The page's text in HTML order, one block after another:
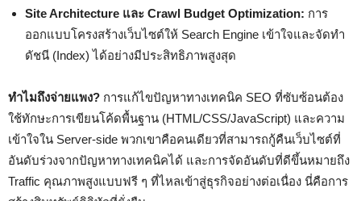
Site Architecture และ Crawl Budget Optimization: การ
ออกแบบโครงสร้างเว็บไซต์ให้ Search Engine เข้าใจและจัดทำ
ดัชนี (Index) ได้อย่างมีประสิทธิภาพสูงสุด
ทำไมถึงจ่ายแพง? การแก้ไขปัญหาทางเทคนิค SEO ที่ซับซ้อนต้อง
ใช้ทักษะการเขียนโค้ดพื้นฐาน (HTML/CSS/JavaScript) และความ
เข้าใจใน Server-side พวกเขาคือคนเดียวที่สามารถกู้คืนเว็บไซต์ที่
อันดับร่วงจากปัญหาทางเทคนิคได้ และการจัดอันดับที่ดีขึ้นหมายถึง
Traffic คุณภาพสูงแบบฟรี ๆ ที่ไหลเข้าสู่ธุรกิจอย่างต่อเนื่อง นี่คือการ